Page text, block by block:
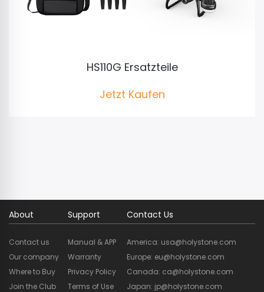
HS110G Ersatzteile
Jetzt Kaufen
About
Contact us
Our company
Where to Buy
Join the Club
Support
Manual & APP
Warranty
Privacy Policy
Terms of Use
Contact Us
America: usa@holystone.com
Europe: eu@holystone.com
Canada: ca@holystone.com
Japan: jp@holystone.com